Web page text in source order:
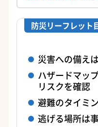
防災リーフレット
災害への備え
ハザードマッ
リスクを確認
避難のタイミ
逃げる場所は